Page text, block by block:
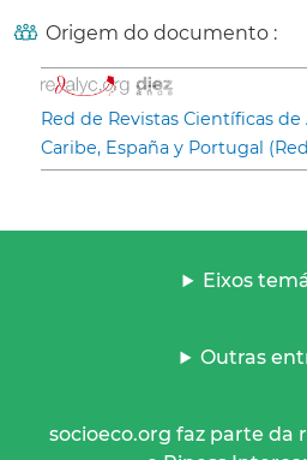
Origem do documento :
Red de Revistas Científicas
Caribe, España y Portugal
Eixos
Outras
socioeco.org faz parte da